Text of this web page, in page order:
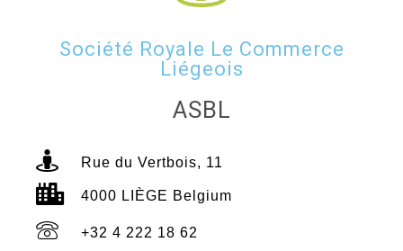
Société Royale Le Commerce
Liégeois
ASBL
Rue du Vertbois, 11
4000 LIÈGE Belgium
+32 4 222 18 62